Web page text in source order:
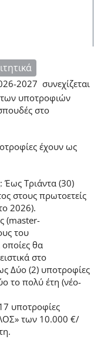
2027 συνεχίζεται
υποτροφιών
στο
έχουν ως
Έως Τριάντα (30)
στους πρωτοετείς
2026).
(master-
του
θα
στο
Δύο (2) υποτροφίες
το πολύ έτη (νέο-
υποτροφίες
των 10.000 €/